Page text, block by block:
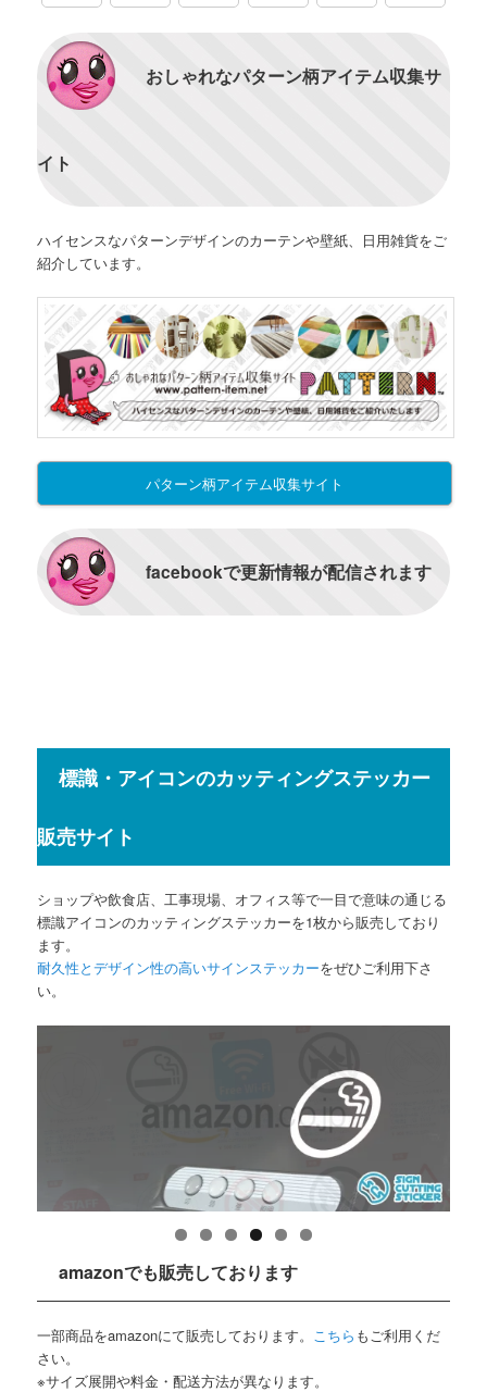
おしゃれなパターン柄アイテム収集サ
イト
ハイセンスなパターンデザインのカーテンや壁紙、日用雑貨をご
紹介しています。
パターン柄アイテム収集サイト
facebookで更新情報が配信されます
標識・アイコンのカッティングステッカー
販売サイト
ショップや飲食店、工事現場、オフィス等で一目で意味の通じる
標識アイコンのカッティングステッカーを1枚から販売しており
ます。
耐久性とデザイン性の高いサインステッカーをぜひご利用下さ
い。
amazonでも販売しております
一部商品をamazonにて販売しております。 こちら もご利用くだ
さい。
※サイズ展開や料金・配送方法が異なります。